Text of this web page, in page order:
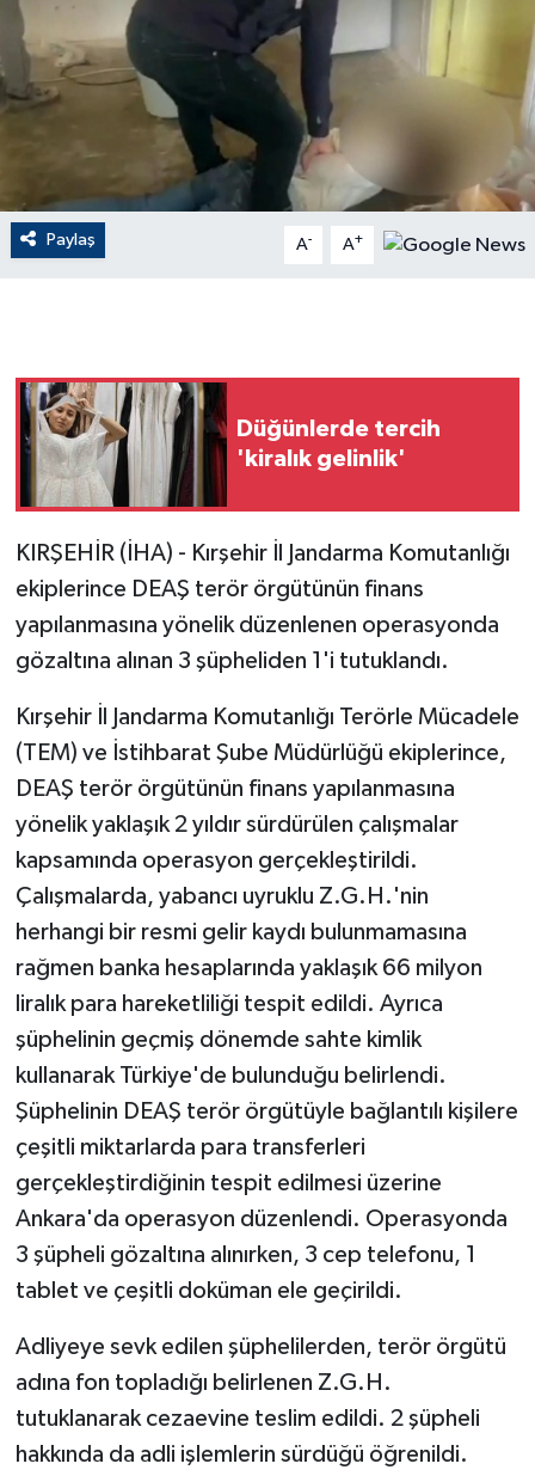
Paylaş A- A+
Düğünlerde tercih
'kiralık gelinlik'
KIRŞEHİR (İHA) - Kırşehir İl Jandarma Komutanlığı
ekiplerince DEAŞ terör örgütünün finans
yapılanmasına yönelik düzenlenen operasyonda
gözaltına alınan 3 şüpheliden 1'i tutuklandı.
Kırşehir İl Jandarma Komutanlığı Terörle Mücadele
(TEM) ve İstihbarat Şube Müdürlüğü ekiplerince,
DEAŞ terör örgütünün finans yapılanmasına
yönelik yaklaşık 2 yıldır sürdürülen çalışmalar
kapsamında operasyon gerçekleştirildi.
Çalışmalarda, yabancı uyruklu Z.G.H.'nin
herhangi bir resmi gelir kaydı bulunmamasına
rağmen banka hesaplarında yaklaşık 66 milyon
liralık para hareketliliği tespit edildi. Ayrıca
şüphelinin geçmiş dönemde sahte kimlik
kullanarak Türkiye'de bulunduğu belirlendi.
Şüphelinin DEAŞ terör örgütüyle bağlantılı kişilere
çeşitli miktarlarda para transferleri
gerçekleştirdiğinin tespit edilmesi üzerine
Ankara'da operasyon düzenlendi. Operasyonda
3 şüpheli gözaltına alınırken, 3 cep telefonu, 1
tablet ve çeşitli doküman ele geçirildi.
Adliyeye sevk edilen şüphelilerden, terör örgütü
adına fon topladığı belirlenen Z.G.H.
tutuklanarak cezaevine teslim edildi. 2 şüpheli
hakkında da adli işlemlerin sürdüğü öğrenildi.
EĞİTİM
EKONOMİ
English News
Finans
GENEL
GÜNDEM
Güvenlik
HABERDE İNSAN
İNSAN
İş Dünyası
Jandarma
Kadın
MAGAZİN
Otomobil
POLİTİKA
Sağlık
SİYASET
SPOR HABERLERİ
TEKNOLOJİ
ÜLKE GÜNDEMİ